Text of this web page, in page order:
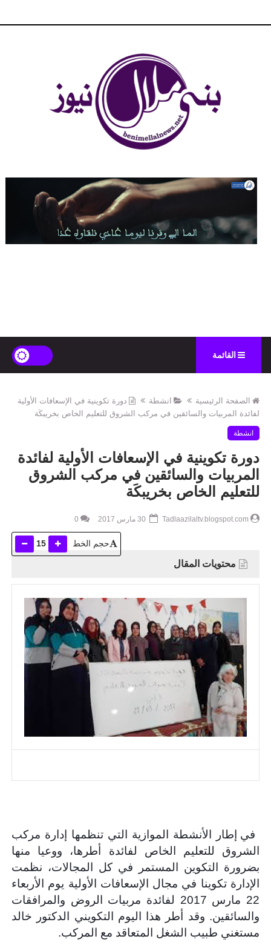
القائمة
الصفحة الرئيسية انشطة
دورة تكوينية في الإسعافات الأولية
لفائدة المربيات والسائقين في مركب الشروق للتعليم الخاص بخريبكَة
انشطة
دورة تكوينية في الإسعافات الأولية لفائدة
المربيات والسائقين في مركب الشروق
للتعليم الخاص بخريبكَة
Tadlaazilaltv.blogspot.com
0
حجم الخط 15
محتويات المقال
في إطار الأنشطة الموازية التي تنظمها إدارة مركب
الشروق للتعليم الخاص لفائدة أطرها، ووعيا منها
بضرورة التكوين المستمر في كل المجالات، نظمت
الإدارة تكوينا في مجال الإسعافات الأولية يوم الأربعاء
22 مارس 2017 لفائدة مربيات الروض والمرافقات
والسائقين. وقد أطر هذا اليوم التكويني الدكتور خالد
مستغني طبيب الشغل المتعاقد مع المركب.